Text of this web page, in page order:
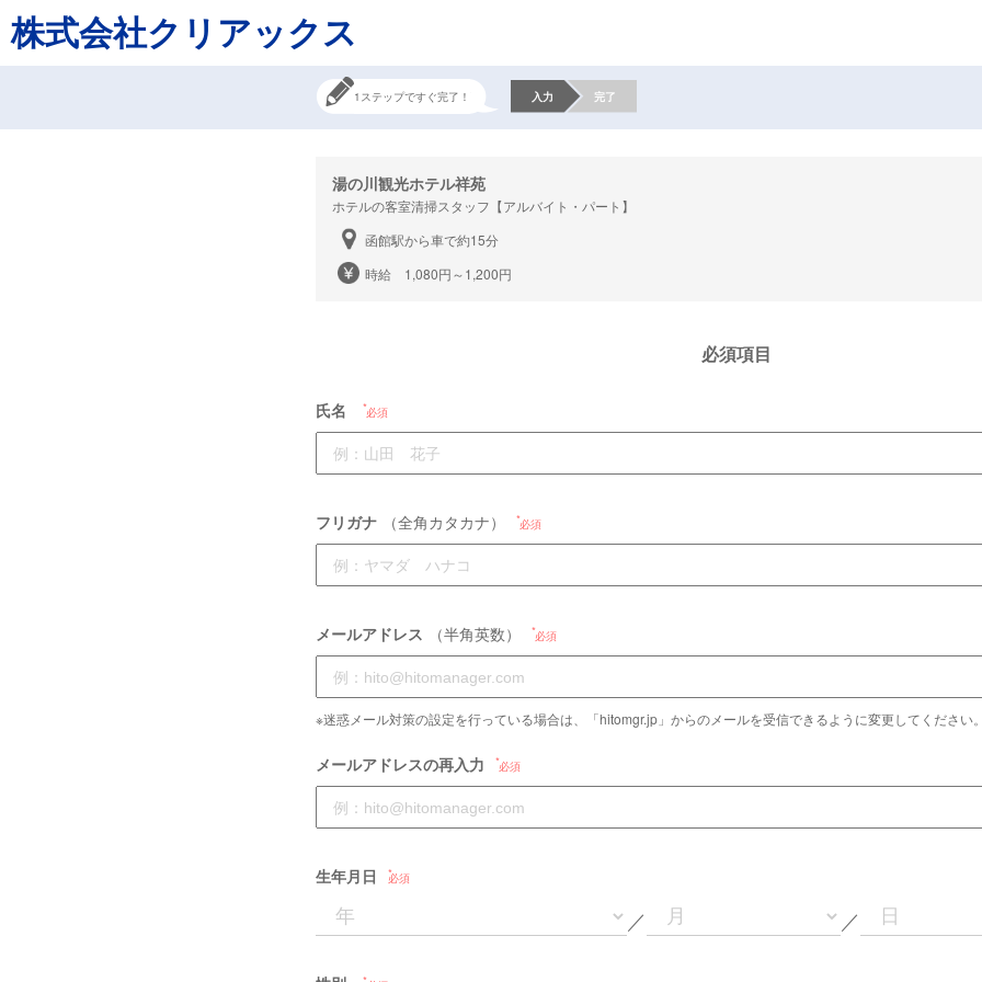
株式会社クリアックス
1ステップですぐ完了！ 入力 完了
湯の川観光ホテル祥苑
ホテルの客室清掃スタッフ【アルバイト・パート】
函館駅から車で約15分
時給 1,080円～1,200円
必須項目
氏名 必須
フリガナ （全角カタカナ） 必須
メールアドレス （半角英数） 必須
※迷惑メール対策の設定を行っている場合は、「hitomgr.jp」からのメールを受信できるように変更してください
メールアドレスの再入力 必須
生年月日 必須
／ ／